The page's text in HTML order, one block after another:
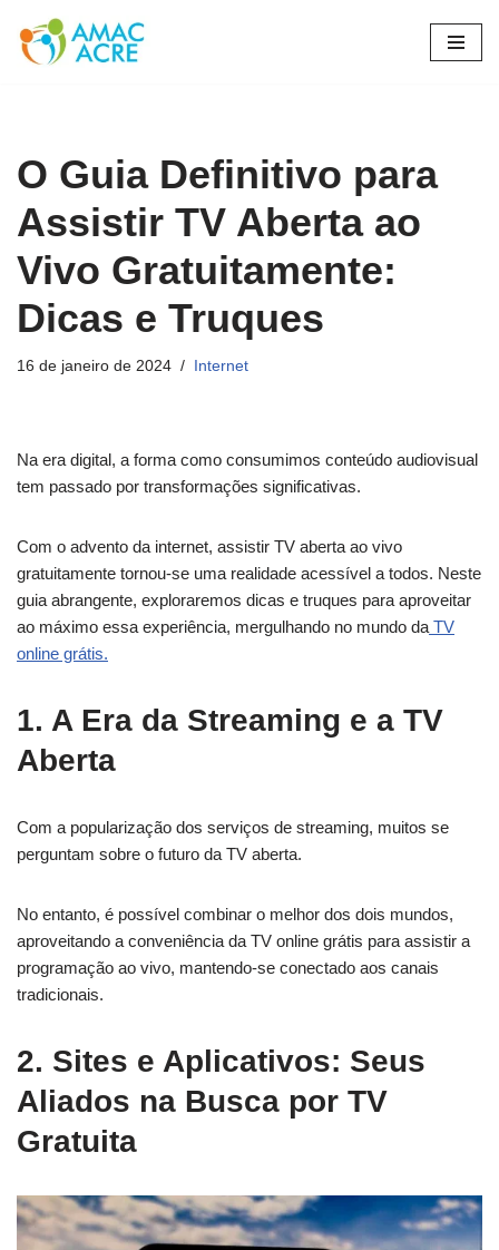
Pular
O Guia Definitivo para
Assistir TV Aberta ao
Vivo Gratuitamente:
Dicas e Truques
16 de janeiro de 2024 Internet
Na era digital, a forma como consumimos conteúdo audiovisual
tem passado por transformações significativas.
Com o advento da internet, assistir TV aberta ao vivo
gratuitamente tornou-se uma realidade acessível a todos. Neste
guia abrangente, exploraremos dicas e truques para aproveitar
ao máximo essa experiência, mergulhando no mundo daTV
online grátis.
1. A Era da Streaming e a TV
Aberta
Com a popularização dos serviços de streaming, muitos se
perguntam sobre o futuro da TV aberta.
No entanto, é possível combinar o melhor dos dois mundos,
aproveitando a conveniência da TV online grátis para assistir a
programação ao vivo, mantendo-se conectado aos canais
tradicionais.
2. Sites e Aplicativos: Seus
Aliados na Busca por TV
Gratuita